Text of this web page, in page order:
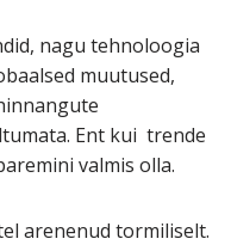
nagu tehnoloogia
muutused,
Ent kui trende
valmis olla.
arenenud tormiliselt.